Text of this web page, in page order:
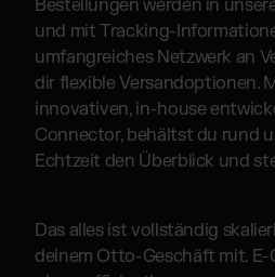
Bestellungen werden in
und mit Tracking-
umfangreiches Netzwerk an
dir flexible Versandoptionen.
innovativen, in-house
Connector, behältst du rund
Echtzeit den Überblick und
Das alles ist vollständig
deinem Otto-Geschäft mit. E-